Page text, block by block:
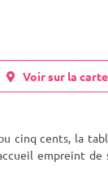
Voir sur la carte
cinq cents, la
empreint